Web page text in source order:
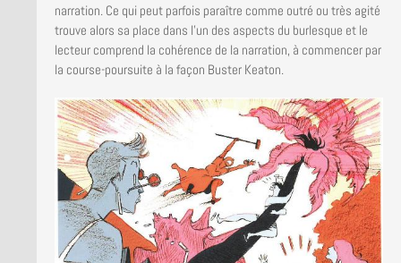
narration. Ce qui peut parfois paraître comme outré ou très agité
trouve alors sa place dans l’un des aspects du burlesque et le
lecteur comprend la cohérence de la narration, à commencer par
la course-poursuite à la façon Buster Keaton.